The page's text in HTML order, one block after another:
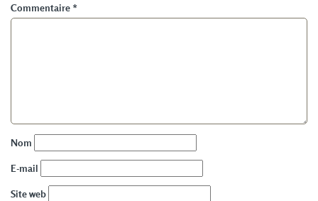
Commentaire *
Nom
E-mail
Site web